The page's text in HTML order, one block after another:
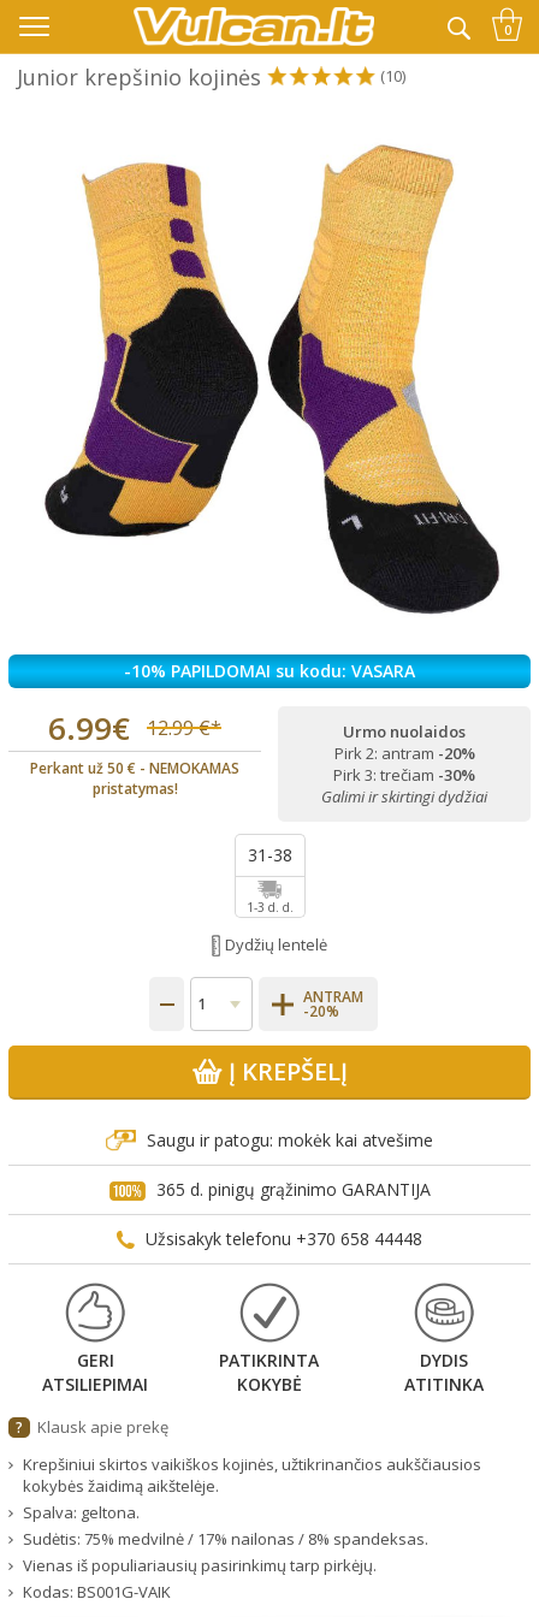
👉 -10% KODAS VISKAM PAPILDOMAI: VASARA 0
Junior krepšinio kojinės (10)
-10% PAPILDOMAI su kodu: VASARA
6.99€ 12.99 €*
Perkant už 50 € - NEMOKAMAS
pristatymas!
Urmo nuolaidos
Pirk 2: antram -20%
Pirk 3: trečiam -30%
Galimi ir skirtingi dydžiai
31-38
1-3 d. d.
Dydžių lentelė
ANTRAM
-20%
Į KREPŠELĮ
Saugu ir patogu: mokėk kai atvešime
365 d. pinigų grąžinimo GARANTIJA
Užsisakyk telefonu +370 658 44448
GERI
ATSILIEPIMAI
PATIKRINTA
KOKYBĖ
DYDIS
ATITINKA
?
Klausk apie prekę
Krepšiniui skirtos vaikiškos kojinės, užtikrinančios aukščiausios
kokybės žaidimą aikštelėje.
Spalva: geltona.
Sudėtis: 75% medvilnė / 17% nailonas / 8% spandeksas.
Vienas iš populiariausių pasirinkimų tarp pirkėjų.
Kodas: BS001G-VAIK